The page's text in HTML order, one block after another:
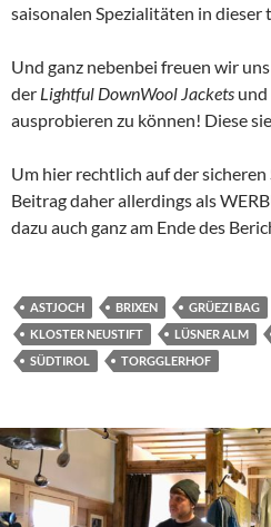
saisonalen Spezialitäten in dieser
Und ganz nebenbei freuen wir
der Lightful DownWool Jackets und
ausprobieren zu können! Diese
Um hier rechtlich auf der sicheren
Beitrag daher allerdings als
dazu auch ganz am Ende des
ASTJOCH BRIXEN GRÜEZI BAG
KLOSTER NEUSTIFT
LÜSNER ALM
SÜDTIROL
TORGGLERHOF